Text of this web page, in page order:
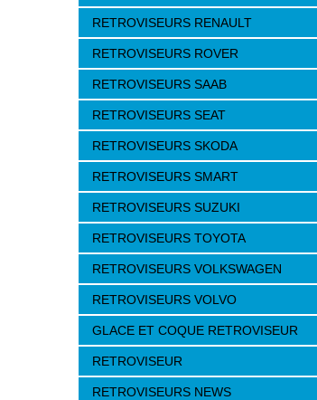
RETROVISEURS RENAULT
RETROVISEURS ROVER
RETROVISEURS SAAB
RETROVISEURS SEAT
RETROVISEURS SKODA
RETROVISEURS SMART
RETROVISEURS SUZUKI
RETROVISEURS TOYOTA
RETROVISEURS VOLKSWAGEN
RETROVISEURS VOLVO
GLACE ET COQUE RETROVISEUR
RETROVISEUR
RETROVISEURS NEWS